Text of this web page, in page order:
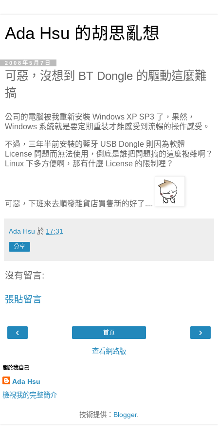
Ada Hsu 的胡思亂想
2008年5月7日
可惡，沒想到 BT Dongle 的驅動這麼難
搞
公司的電腦被我重新安裝 Windows XP SP3 了，果然，
Windows 系統就是要定期重裝才能感受到流暢的操作感受。
不過，三年半前安裝的藍牙 USB Dongle 則因為軟體
License 問題而無法使用，倒底是誰把問題搞的這麼複雜啊？
Linux 下多方便啊，那有什麼 License 的限制哩？
可惡，下班來去順發雜貨店買隻新的好了....
Ada Hsu 於 17:31
分享
沒有留言:
張貼留言
‹ ›
首頁
查看網路版
關於我自己
Ada Hsu
檢視我的完整簡介
技術提供： Blogger.